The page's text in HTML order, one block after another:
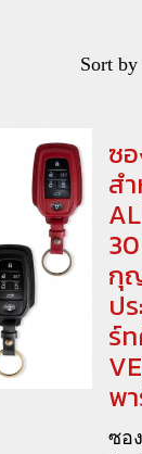
Sort by
ซ
ส
กุ
ป
ร์
พ
ซอ